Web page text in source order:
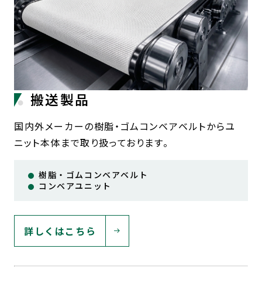
搬送製品
国内外メーカーの樹脂・ゴムコンベアベルトからユ
ニット本体まで取り扱っております。
樹脂・ゴムコンベアベルト
コンベアユニット
詳しくはこちら